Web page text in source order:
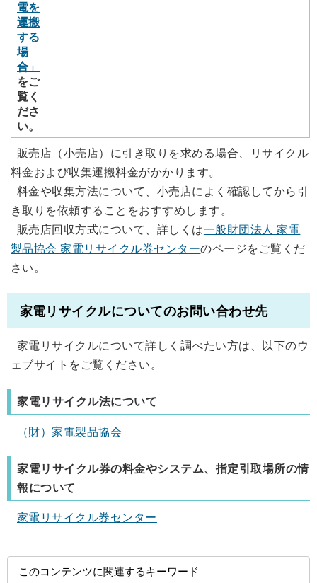
電を
運搬
する
場
合」
をご
覧く
ださ
い。
販売店（小売店）に引き取りを求める場合、リサイクル
料金および収集運搬料金がかかります。
料金や収集方法について、小売店によく確認してから引
き取りを依頼することをおすすめします。
販売店回収方式について、詳しくは一般財団法人 家電
製品協会 家電リサイクル券センターのページをご覧くだ
さい。
家電リサイクルについてのお問い合わせ先
家電リサイクルについて詳しく調べたい方は、以下のウ
ェブサイトをご覧ください。
家電リサイクル法について
（財）家電製品協会
家電リサイクル券の料金やシステム、指定引取場所の情
報について
家電リサイクル券センター
このコンテンツに関連するキーワード